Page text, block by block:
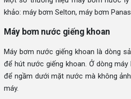
khảo: máy bơm Selton, máy bơm
Máy bơm nước giếng khoan
Máy bơm nước giếng khoan là dòng
để hút nước giếng khoan. Ở dòng
để ngầm dưới mặt nước mà không
máy.